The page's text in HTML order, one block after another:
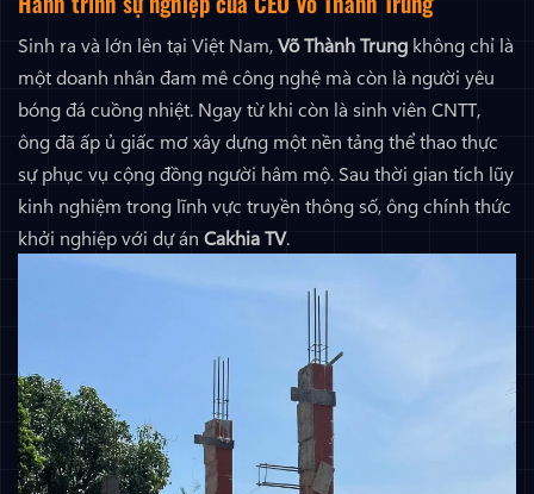
Sinh ra và lớn lên tại Việt Nam,Võ Thành Trung không chỉ là
một doanh nhân đam mê công nghệ mà còn là người yêu
bóng đá cuồng nhiệt. Ngay từ khi còn là sinh viên CNTT,
ông đã ấp ủ giấc mơ xây dựng một nền tảng thể thao thực
sự phục vụ cộng đồng người hâm mộ. Sau thời gian tích lũy
kinh nghiệm trong lĩnh vực truyền thông số, ông chính thức
khởi nghiệp với dự án Cakhia TV.